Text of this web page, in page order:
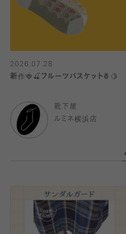
2026.07.28
新作🍓🍒フルーツバスケット🍍🍋
靴下屋
ルミネ横浜店